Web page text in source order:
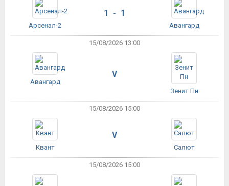
Арсенал-2
1 - 1
Авангард
15/08/2026 13:00
Авангард
V
Зенит Пн
15/08/2026 15:00
Квант
V
Салют
15/08/2026 15:00